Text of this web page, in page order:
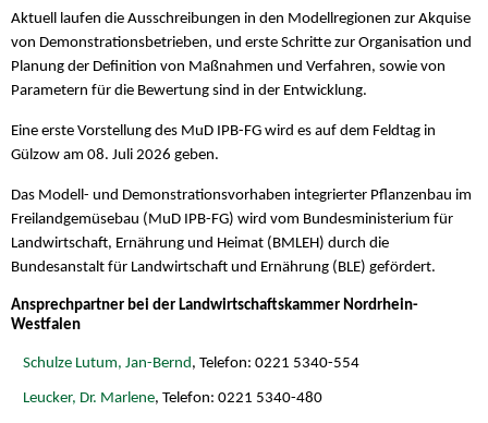
Aktuell laufen die Ausschreibungen in den Modellregionen zur Akquise
von Demonstrationsbetrieben, und erste Schritte zur Organisation und
Planung der Definition von Maßnahmen und Verfahren, sowie von
Parametern für die Bewertung sind in der Entwicklung.
Eine erste Vorstellung des MuD IPB-FG wird es auf dem Feldtag in
Gülzow am 08. Juli 2026 geben.
Das Modell- und Demonstrationsvorhaben integrierter Pflanzenbau im
Freilandgemüsebau (MuD IPB-FG) wird vom Bundesministerium für
Landwirtschaft, Ernährung und Heimat (BMLEH) durch die
Bundesanstalt für Landwirtschaft und Ernährung (BLE) gefördert.
Ansprechpartner bei der Landwirtschaftskammer Nordrhein-
Westfalen
Schulze Lutum, Jan-Bernd, Telefon: 0221 5340-554
Leucker, Dr. Marlene, Telefon: 0221 5340-480